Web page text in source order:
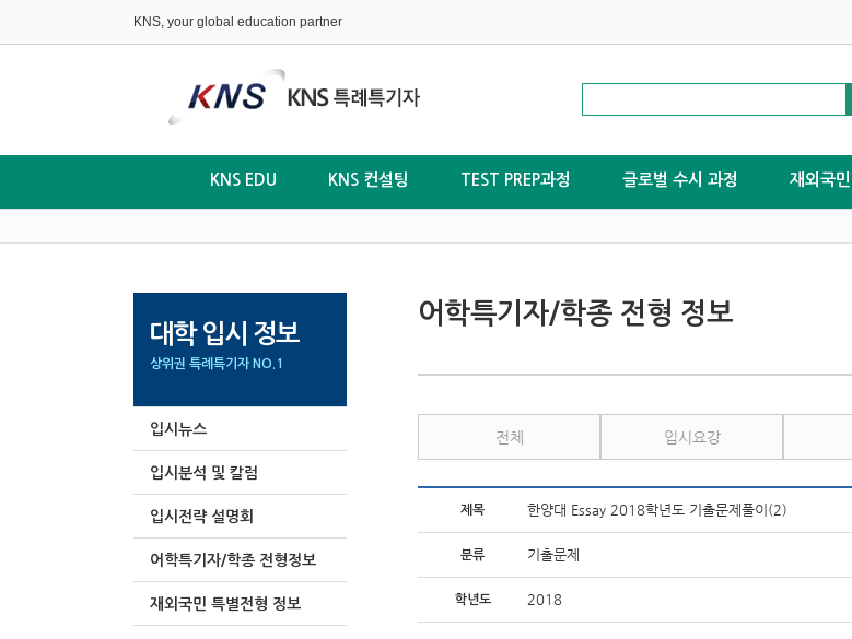
KNS, your global education partner
KNS EDU KNS 컨설팅 TEST PREP과정 글로벌 수시 과정 재외국
대학 입시 정보
상위권 특례특기자 NO.1
입시뉴스
입시분석 및 칼럼
입시전략 설명회
어학특기자/학종 전형정보
재외국민 특별전형 정보
어학특기자/학종 전형 정보
전체 입시요강
제목 한양대 Essay 2018학년도 기출문제풀이(2)
분류 기출문제
학년도 2018